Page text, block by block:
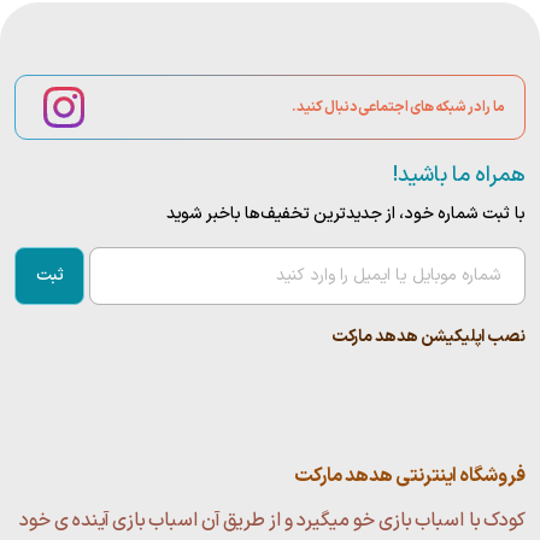
ما را در شبکه های اجتماعی دنبال کنید.
همراه ما باشید!
با ثبت شماره خود، از جدید‌ترین تخفیف‌ها با‌خبر شوید
ثبت
نصب اپلیکیشن هدهد مارکت
فروشگاه اینترنتی هدهد مارکت
کودک با اسباب بازی خو میگیرد و از طریق آن اسباب بازی آینده ی خود